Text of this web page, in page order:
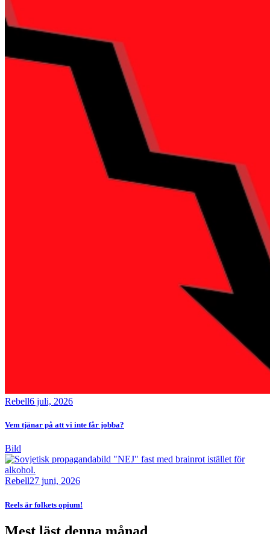
Rebell6 juli, 2026
Vem tjänar på att vi inte får jobba?
Bild
Rebell27 juni, 2026
Reels är folkets opium!
Mest läst denna månad